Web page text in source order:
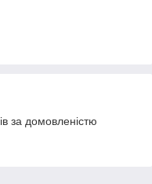
за домовленістю